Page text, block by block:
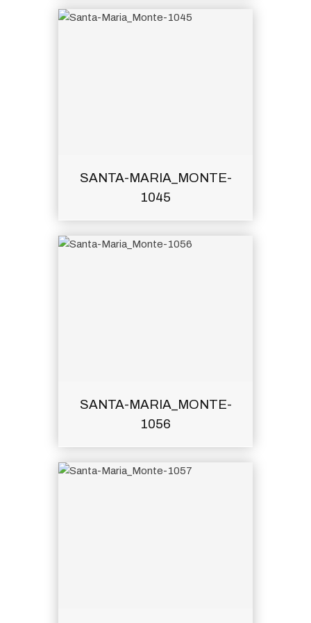
SANTA-MARIA_MONTE-
1045
SANTA-MARIA_MONTE-
1056